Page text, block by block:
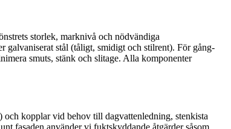
storlek, marknivå och nödvändiga
galvaniserat stål (tåligt, smidigt och stilrent). För gång-
smuts, stänk och slitage. Alla komponenter
kopplar vid behov till dagvattenledning, stenkista
fasaden använder vi fuktskyddande åtgärder såsom